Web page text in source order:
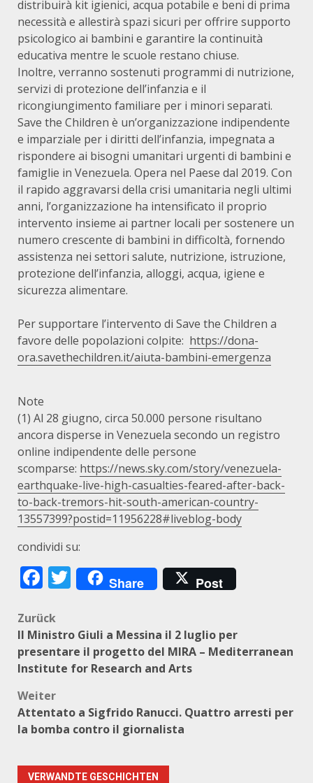
distribuirà kit igienici, acqua potabile e beni di prima
necessità e allestirà spazi sicuri per offrire supporto
psicologico ai bambini e garantire la continuità
educativa mentre le scuole restano chiuse.
Inoltre, verranno sostenuti programmi di nutrizione,
servizi di protezione dell’infanzia e il
ricongiungimento familiare per i minori separati.
Save the Children è un’organizzazione indipendente
e imparziale per i diritti dell’infanzia, impegnata a
rispondere ai bisogni umanitari urgenti di bambini e
famiglie in Venezuela. Opera nel Paese dal 2019. Con
il rapido aggravarsi della crisi umanitaria negli ultimi
anni, l’organizzazione ha intensificato il proprio
intervento insieme ai partner locali per sostenere un
numero crescente di bambini in difficoltà, fornendo
assistenza nei settori salute, nutrizione, istruzione,
protezione dell’infanzia, alloggi, acqua, igiene e
sicurezza alimentare.
Per supportare l’intervento di Save the Children a
favore delle popolazioni colpite: https://dona-
ora.savethechildren.it/aiuta-bambini-emergenza
Note
(1) Al 28 giugno, circa 50.000 persone risultano
ancora disperse in Venezuela secondo un registro
online indipendente delle persone
scomparse: https://news.sky.com/story/venezuela-
earthquake-live-high-casualties-feared-after-back-
to-back-tremors-hit-south-american-country-
13557399?postid=11956228#liveblog-body
condividi su:
Facebook
Twitter
Share Post
Beitragsnavigation
Zurück
Il Ministro Giuli a Messina il 2 luglio per
presentare il progetto del MIRA – Mediterranean
Institute for Research and Arts
Weiter
Attentato a Sigfrido Ranucci. Quattro arresti per
la bomba contro il giornalista
VERWANDTE GESCHICHTEN